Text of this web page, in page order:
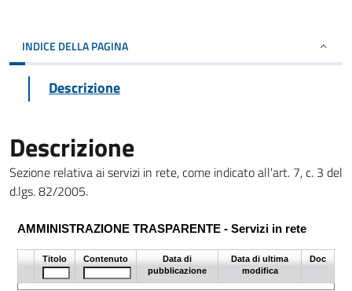
INDICE DELLA PAGINA
Descrizione
Descrizione
Sezione relativa ai servizi in rete, come indicato all'art. 7, c. 3 del
d.lgs. 82/2005.